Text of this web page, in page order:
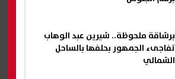
برشاقة ملحوظة.. شيرين عبد الوهاب
تفاجىء الجمهور بحلفها بالساحل
الشمالي